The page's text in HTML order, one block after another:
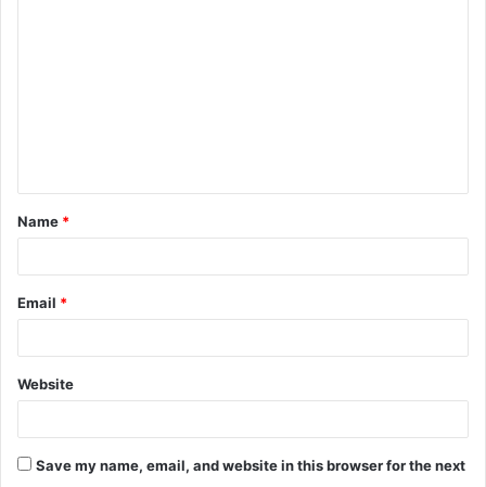
t
*
Name *
Email *
Website
Save my name, email, and website in this browser for the next